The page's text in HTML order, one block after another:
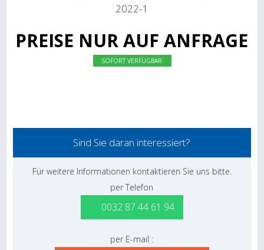
2022-1
PREISE NUR AUF ANFRAGE
SOFORT VERFÜGBAR
Sind Sie daran interessiert?
Für weitere Informationen kontaktieren Sie uns bitte.
per Telefon
0032 87 44 61 94
per E-mail :